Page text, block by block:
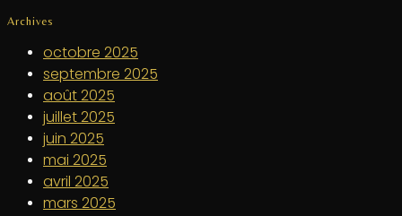
Archives
octobre 2025
septembre 2025
août 2025
juillet 2025
juin 2025
mai 2025
avril 2025
mars 2025